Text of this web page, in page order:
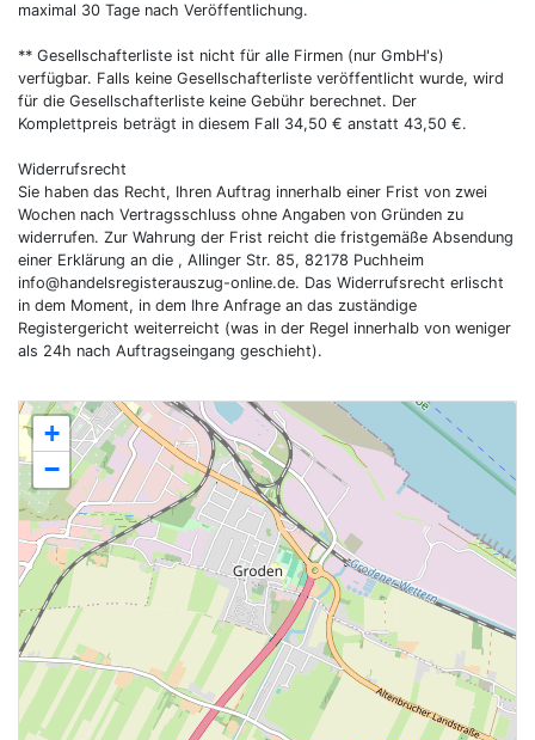
+
−
maximal 30 Tage nach Veröffentlichung.
** Gesellschafterliste ist nicht für alle Firmen (nur GmbH's)
verfügbar. Falls keine Gesellschafterliste veröffentlicht wurde, wird
für die Gesellschafterliste keine Gebühr berechnet. Der
Komplettpreis beträgt in diesem Fall 34,50 € anstatt 43,50 €.
Widerrufsrecht
Sie haben das Recht, Ihren Auftrag innerhalb einer Frist von zwei
Wochen nach Vertragsschluss ohne Angaben von Gründen zu
widerrufen. Zur Wahrung der Frist reicht die fristgemäße Absendung
einer Erklärung an die , Allinger Str. 85, 82178 Puchheim
info@handelsregisterauszug-online.de. Das Widerrufsrecht erlischt
in dem Moment, in dem Ihre Anfrage an das zuständige
Registergericht weiterreicht (was in der Regel innerhalb von weniger
als 24h nach Auftragseingang geschieht).